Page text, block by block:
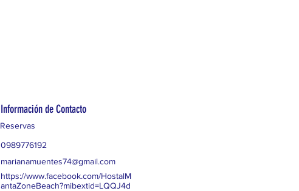
Información de Contacto
Reservas
0989776192
marianamuentes74@gmail.com
https://www.facebook.com/HostalM
antaZoneBeach?mibextid=LQQJ4d